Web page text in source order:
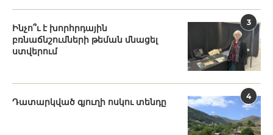
3
Ինչո՞ւ է խորհրդային
բռնաճնշումների թեման մնացել
ստվերում
4
Դատարկված գյուղի ոսկու տենդը